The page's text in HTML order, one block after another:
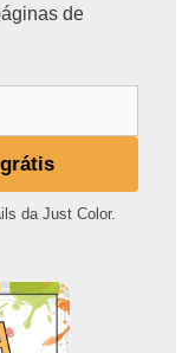
de
da Just Color.